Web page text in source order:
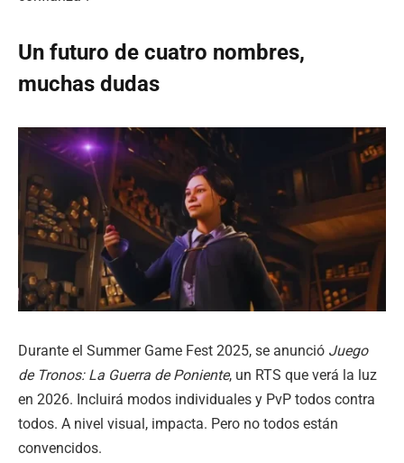
Un futuro de cuatro nombres,
muchas dudas
Durante el Summer Game Fest 2025, se anunció Juego
de Tronos: La Guerra de Poniente, un RTS que verá la luz
en 2026. Incluirá modos individuales y PvP todos contra
todos. A nivel visual, impacta. Pero no todos están
convencidos.